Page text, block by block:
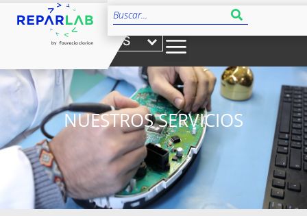
ES
NUESTROS SERVICIOS